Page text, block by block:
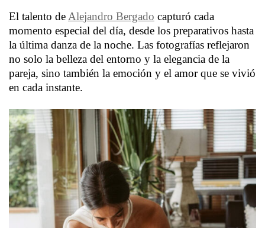
El talento de Alejandro Bergado capturó cada
momento especial del día, desde los preparativos hasta
la última danza de la noche. Las fotografías reflejaron
no solo la belleza del entorno y la elegancia de la
pareja, sino también la emoción y el amor que se vivió
en cada instante.